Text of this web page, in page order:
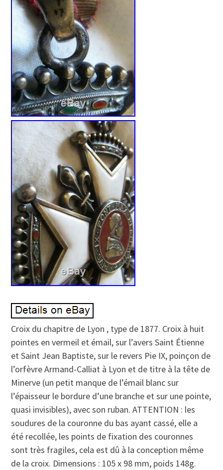
Croix du chapitre de Lyon , type de 1877. Croix à huit
pointes en vermeil et émail, sur l’avers Saint Étienne
et Saint Jean Baptiste, sur le revers Pie IX, poinçon de
l’orfèvre Armand-Calliat à Lyon et de titre à la tête de
Minerve (un petit manque de l’émail blanc sur
l’épaisseur le bordure d’une branche et sur une pointe,
quasi invisibles), avec son ruban. ATTENTION : les
soudures de la couronne du bas ayant cassé, elle a
été recollée, les points de fixation des couronnes
sont très fragiles, cela est dû à la conception même
de la croix. Dimensions : 105 x 98 mm, poids 148g.